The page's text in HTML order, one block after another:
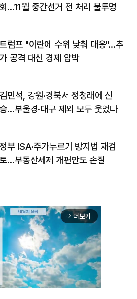
회…11월 중간선거 전 처리 불투명
트럼프 "이란에 수위 낮춰 대응"…추
가 공격 대신 경제 압박
김민석, 강원·경북서 정청래에 신
승…부울경·대구 제외 모두 웃었다
정부 ISA·주가누르기 방지법 재검
토…부동산세제 개편안도 손질
arrow_forward_ios 더보기